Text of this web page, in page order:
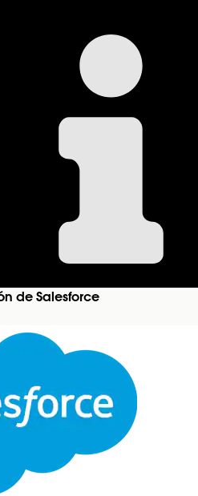
automática de Salesforce. Obtenga más
de Salesforce
organización de Salesforce
acerca de notificaciones de
de certificado caducado
que los administradores del
SU PROBLEMA?
podemos mejorar!